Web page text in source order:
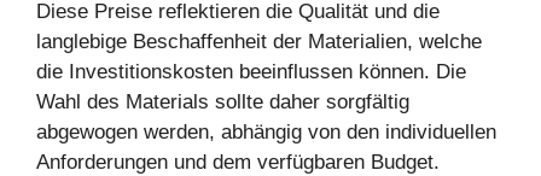
Diese Preise reflektieren die Qualität und die
langlebige Beschaffenheit der Materialien, welche
die Investitionskosten beeinflussen können. Die
Wahl des Materials sollte daher sorgfältig
abgewogen werden, abhängig von den individuellen
Anforderungen und dem verfügbaren Budget.